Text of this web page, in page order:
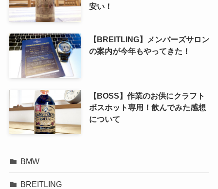
安い！
【BREITLING】メンバーズサロン
の案内が今年もやってきた！
【BOSS】作業のお供にクラフト
ボスホット専用！飲んでみた感想
について
BMW
BREITLING